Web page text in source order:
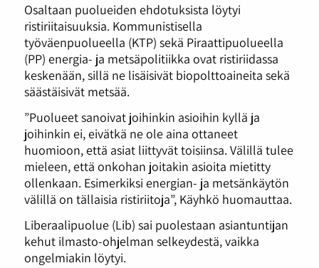
Osaltaan puolueiden ehdotuksista löytyi
ristiriitaisuuksia. Kommunistisella
työväenpuolueella (KTP) sekä Piraattipuolueella
(PP) energia- ja metsäpolitiikka ovat ristiriidassa
keskenään, sillä ne lisäisivät biopolttoaineita sekä
säästäisivät metsää.
”Puolueet sanoivat joihinkin asioihin kyllä ja
joihinkin ei, eivätkä ne ole aina ottaneet
huomioon, että asiat liittyvät toisiinsa. Välillä tulee
mieleen, että onkohan joitakin asioita mietitty
ollenkaan. Esimerkiksi energian- ja metsänkäytön
välillä on tällaisia ristiriitoja”, Käyhkö huomauttaa.
Liberaalipuolue (Lib) sai puolestaan asiantuntijan
kehut ilmasto-ohjelman selkeydestä, vaikka
ongelmiakin löytyi.